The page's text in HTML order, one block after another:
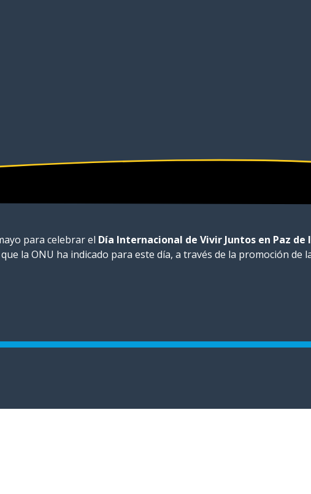
para celebrar el Día Internacional de Vivir Juntos en Paz de
la ONU ha indicado para este día, a través de la promoción de